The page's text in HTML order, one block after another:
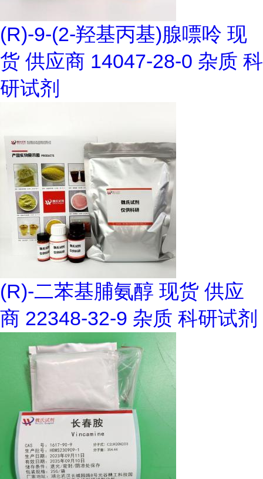
(R)-9-(2-羟基丙基)腺嘌呤 现
货 供应商 14047-28-0 杂质 科
研试剂
(R)-二苯基脯氨醇 现货 供应
商 22348-32-9 杂质 科研试剂